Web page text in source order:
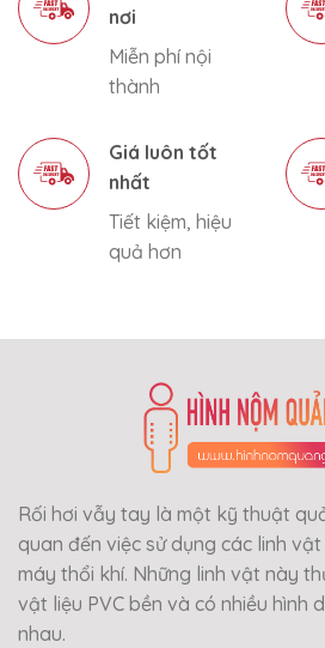
nơi
Miễn phí nội
thành
Giá luôn tốt
nhất
Tiết kiệm, hiệu
quả hơn
Rối hơi vẫy tay là một kỹ thuật
quan đến việc sử dụng các linh
máy thổi khí. Những linh vật này
vật liệu PVC bền và có nhiều hình
nhau.